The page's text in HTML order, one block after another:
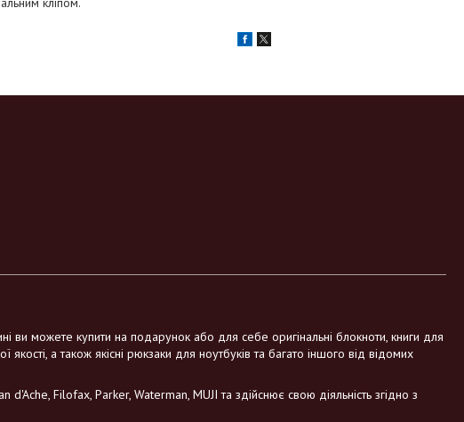
ви можете купити на подарунок або для себе оригінальні блокноти, книги для
а також якісні рюкзаки для ноутбуків та багато іншого від відомих
Filofax, Parker, Waterman, MUJI та здійснює свою діяльність згідно з